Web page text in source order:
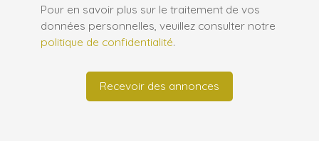
Pour en savoir plus sur le traitement de vos
données personnelles, veuillez consulter notre
politique de confidentialité.
Recevoir des annonces